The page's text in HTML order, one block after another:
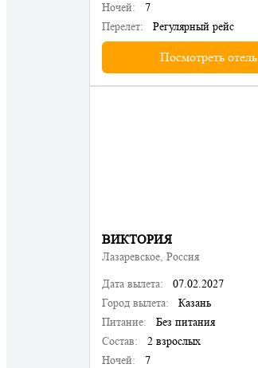
Ночей:
7
Перелет:
Регулярный рейс
Посмотреть отель
ВИКТОРИЯ
Лазаревское, Россия
Дата вылета:
07.02.2027
Город вылета:
Казань
Питание:
Без питания
Состав:
2 взрослых
Ночей:
7